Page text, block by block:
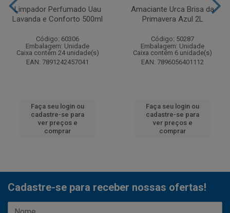
Limpador Perfumado Uau
Lavanda e Conforto 500ml
Código: 60306
Embalagem: Unidade
Caixa contém 24 unidade(s)
EAN: 7891242457041
Faça seu login ou
cadastre-se para
ver preços e
comprar
Amaciante Urca Brisa da
Primavera Azul 2L
Código: 50287
Embalagem: Unidade
Caixa contém 6 unidade(s)
EAN: 7896056401112
Faça seu login ou
cadastre-se para
ver preços e
comprar
Cadastre-se para receber nossas ofertas!